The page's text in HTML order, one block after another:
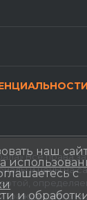
Все права
и цены на
Гражданского
наш
с
и